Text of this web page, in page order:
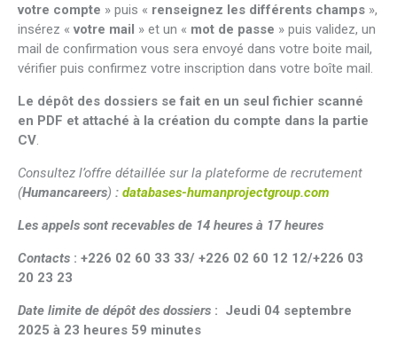
votre compte » puis « renseignez les différents champs »,
insérez « votre mail » et un « mot de passe » puis validez, un
mail de confirmation vous sera envoyé dans votre boite mail,
vérifier puis confirmez votre inscription dans votre boîte mail.
Le dépôt des dossiers se fait en un seul fichier scanné
en PDF et attaché à la création du compte dans la partie
CV.
Consultez l’offre détaillée sur la plateforme de recrutement
(Humancareers) : databases-humanprojectgroup.com
Les appels sont recevables de 14 heures à 17 heures
Contacts : +226 02 60 33 33/ +226 02 60 12 12/+226 03
20 23 23
Date limite de dépôt des dossiers : Jeudi 04 septembre
2025 à 23 heures 59 minutes